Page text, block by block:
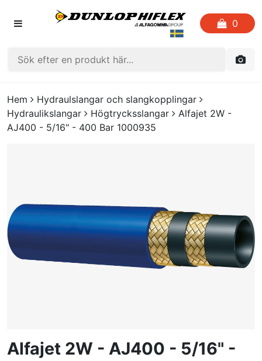
0
HEM
FAVORITLISTOR
UTGÅENDE PRODUKTER
LOGGA IN
SKAPA PROFIL
Hem
Hydraulslangar och slangkopplingar
Hydraulikslangar
Högtrycksslangar
Alfajet 2W -
AJ400 - 5/16" - 400 Bar 1000935
Alfajet 2W - AJ400 - 5/16" -